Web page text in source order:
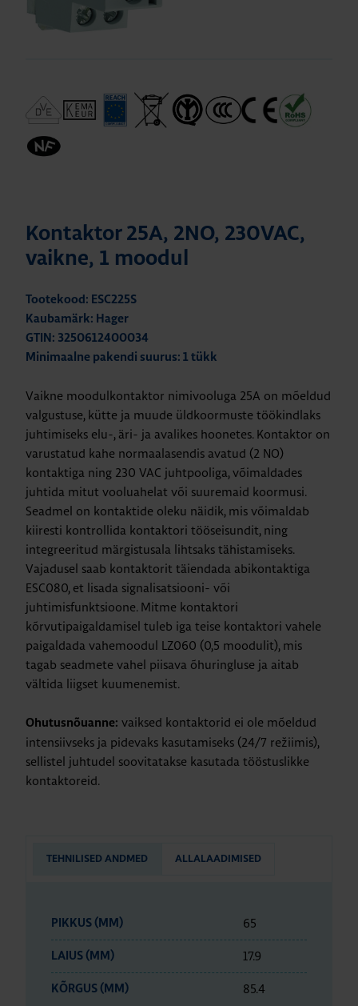
Kontaktor 25A, 2NO, 230VAC,
vaikne, 1 moodul
Tootekood: ESC225S
Kaubamärk: Hager
GTIN: 3250612400034
Minimaalne pakendi suurus: 1 tükk
Vaikne moodulkontaktor nimivooluga 25A on mõeldud
valgustuse, kütte ja muude üldkoormuste töökindlaks
juhtimiseks elu-, äri- ja avalikes hoonetes. Kontaktor on
varustatud kahe normaalasendis avatud (2 NO)
kontaktiga ning 230 VAC juhtpooliga, võimaldades
juhtida mitut vooluahelat või suuremaid koormusi.
Seadmel on kontaktide oleku näidik, mis võimaldab
kiiresti kontrollida kontaktori tööseisundit, ning
integreeritud märgistusala lihtsaks tähistamiseks.
Vajadusel saab kontaktorit täiendada abikontaktiga
ESC080, et lisada signalisatsiooni- või
juhtimisfunktsioone. Mitme kontaktori
kõrvutipaigaldamisel tuleb iga teise kontaktori vahele
paigaldada vahemoodul LZ060 (0,5 moodulit), mis
tagab seadmete vahel piisava õhuringluse ja aitab
vältida liigset kuumenemist.
Ohutusnõuanne: vaiksed kontaktorid ei ole mõeldud
intensiivseks ja pidevaks kasutamiseks (24/7 režiimis),
sellistel juhtudel soovitatakse kasutada tööstuslikke
kontaktoreid.
TEHNILISED ANDMED ALLALAADIMISED
PIKKUS (MM) 65
LAIUS (MM) 17.9
KÕRGUS (MM) 85.4